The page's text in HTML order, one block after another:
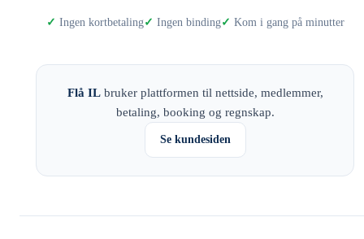
Ingen kortbetaling Ingen binding Kom i gang på minutter
Flå ILbruker plattformen til nettside, medlemmer,
betaling, booking og regnskap.
Se kundesiden